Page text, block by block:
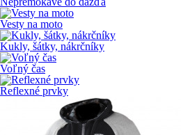
Vesty na moto
Kukly, šátky, nákrčníky
Voľný čas
Reflexné prvky